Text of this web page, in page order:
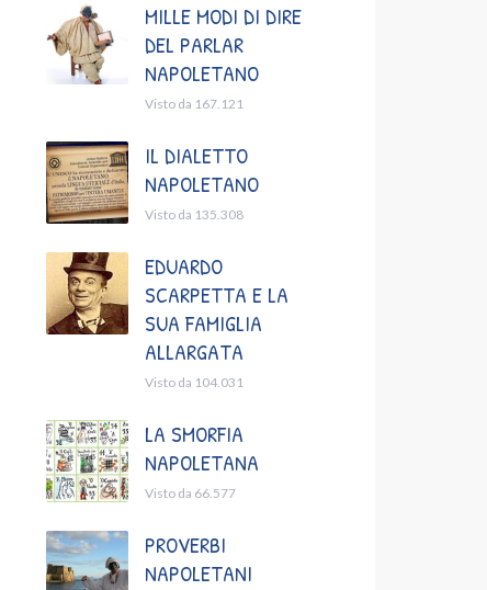
MILLE MODI DI DIRE
DEL PARLAR
NAPOLETANO
Visto da 167.121
IL DIALETTO
NAPOLETANO
Visto da 135.308
EDUARDO
SCARPETTA E LA
SUA FAMIGLIA
ALLARGATA
Visto da 104.031
LA SMORFIA
NAPOLETANA
Visto da 66.577
PROVERBI
NAPOLETANI